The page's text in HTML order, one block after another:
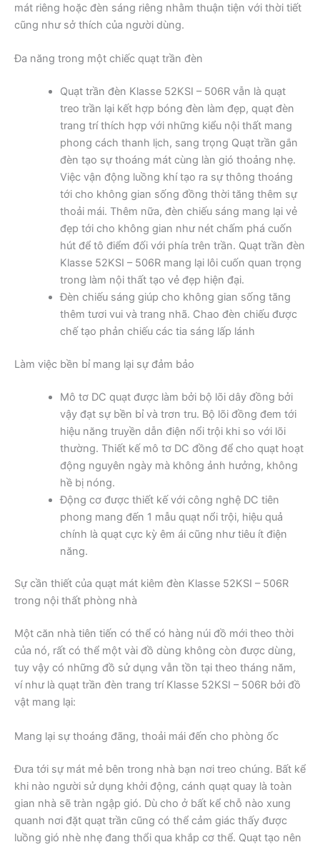
mát riêng hoặc đèn sáng riêng nhằm thuận tiện với thời tiết
cũng như sở thích của người dùng.
Đa năng trong một chiếc quạt trần đèn
Quạt trần đèn Klasse 52KSI – 506R vẫn là quạt
treo trần lại kết hợp bóng đèn làm đẹp, quạt đèn
trang trí thích hợp với những kiểu nội thất mang
phong cách thanh lịch, sang trọng Quạt trần gắn
đèn tạo sự thoáng mát cùng làn gió thoảng nhẹ.
Việc vận động luồng khí tạo ra sự thông thoáng
tới cho không gian sống đồng thời tăng thêm sự
thoải mái. Thêm nữa, đèn chiếu sáng mang lại vẻ
đẹp tới cho không gian như nét chấm phá cuốn
hút để tô điểm đối với phía trên trần. Quạt trần đèn
Klasse 52KSI – 506R mang lại lôi cuốn quan trọng
trong làm nội thất tạo vẻ đẹp hiện đại.
Đèn chiếu sáng giúp cho không gian sống tăng
thêm tươi vui và trang nhã. Chao đèn chiếu được
chế tạo phản chiếu các tia sáng lấp lánh
Làm việc bền bỉ mang lại sự đảm bảo
Mô tơ DC quạt được làm bởi bộ lõi dây đồng bởi
vậy đạt sự bền bỉ và trơn tru. Bộ lõi đồng đem tới
hiệu năng truyền dẫn điện nổi trội khi so với lõi
thường. Thiết kế mô tơ DC đồng để cho quạt hoạt
động nguyên ngày mà không ảnh hưởng, không
hề bị nóng.
Động cơ được thiết kế với công nghệ DC tiên
phong mang đến 1 mẫu quạt nổi trội, hiệu quả
chính là quạt cực kỳ êm ái cũng như tiêu ít điện
năng.
Sự cần thiết của quạt mát kiêm đèn Klasse 52KSI – 506R
trong nội thất phòng nhà
Một căn nhà tiên tiến có thể có hàng núi đồ mới theo thời
của nó, rất có thể một vài đồ dùng không còn được dùng,
tuy vậy có những đồ sử dụng vẫn tồn tại theo tháng năm,
ví như là quạt trần đèn trang trí Klasse 52KSI – 506R bởi đồ
vật mang lại:
Mang lại sự thoáng đãng, thoải mái đến cho phòng ốc
Đưa tới sự mát mẻ bên trong nhà bạn nơi treo chúng. Bất kể
khi nào người sử dụng khởi động, cánh quạt quay là toàn
gian nhà sẽ tràn ngập gió. Dù cho ở bất kể chỗ nào xung
quanh nơi đặt quạt trần cũng có thể cảm giác thấy được
luồng gió nhè nhẹ đang thổi qua khắp cơ thể. Quạt tạo nên